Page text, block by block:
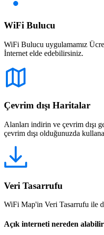
WiFi Bulucu
WiFi Bulucu uygulamamız
İnternet elde edebilirsiniz.
Çevrim dışı Haritalar
Alanları indirin ve çevrim dışı
çevrim dışı olduğunuzda
Veri Tasarrufu
WiFi Map'in Veri Tasarrufu ile
Açık interneti nereden